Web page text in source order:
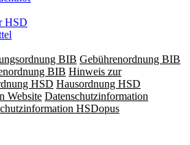
HSD
BIB Gebührenordnung BIB
BIB Hinweis zur
HSD Hausordnung HSD
Website Datenschutzinformation
HSDopus